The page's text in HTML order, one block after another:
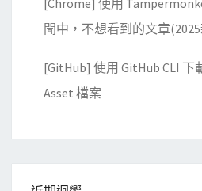
[Chrome] 使用
聞中，不想看到的文章
[GitHub] 使用 GitHub CLI 下
Asset 檔案